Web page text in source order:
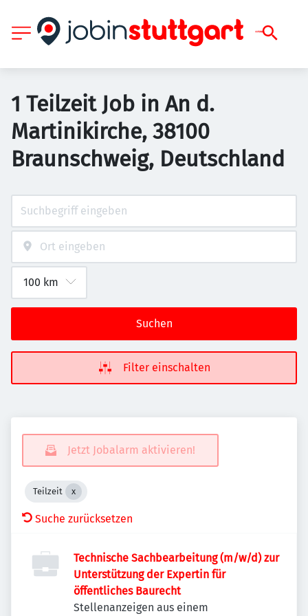
1 Teilzeit Job in An d.
Martinikirche, 38100
Braunschweig, Deutschland
Suchen
Filter einschalten
Jetzt Jobalarm aktivieren!
Teilzeit
Suche zurücksetzen
Technische Sachbearbeitung (m/w/d) zur
Unterstützung der Expertin für
öffentliches Baurecht
Stellenanzeigen aus einem